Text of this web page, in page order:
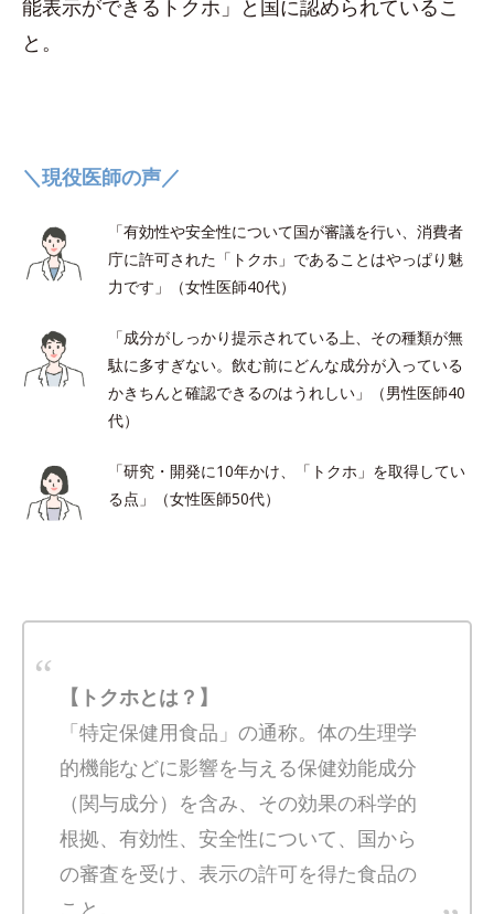
能表示ができるトクホ」と国に認められているこ
と。
＼現役医師の声／
「有効性や安全性について国が審議を行い、消費者
庁に許可された「トクホ」であることはやっぱり魅
力です」（女性医師40代）
「成分がしっかり提示されている上、その種類が無
駄に多すぎない。飲む前にどんな成分が入っている
かきちんと確認できるのはうれしい」（男性医師40
代）
「研究・開発に10年かけ、「トクホ」を取得してい
る点」（女性医師50代）
【トクホとは？】
「特定保健用食品」の通称。体の生理学
的機能などに影響を与える保健効能成分
（関与成分）を含み、その効果の科学的
根拠、有効性、安全性について、国から
の審査を受け、表示の許可を得た食品の